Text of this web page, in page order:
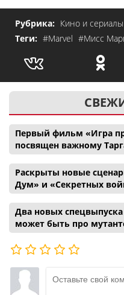
Рубрика: Кино и сериалы
Теги: #Marvel #Мисс
Первый фильм «Игра
посвящен важному
Раскрыты новые
Дум» и «Секретных
Два новых
может быть про